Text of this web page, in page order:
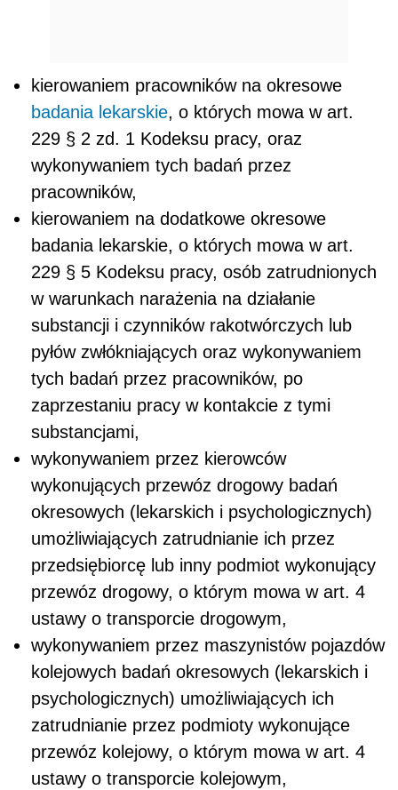
kierowaniem pracowników na okresowe
badania lekarskie, o których mowa w art.
229 § 2 zd. 1 Kodeksu pracy, oraz
wykonywaniem tych badań przez
pracowników,
kierowaniem na dodatkowe okresowe
badania lekarskie, o których mowa w art.
229 § 5 Kodeksu pracy, osób zatrudnionych
w warunkach narażenia na działanie
substancji i czynników rakotwórczych lub
pyłów zwłókniających oraz wykonywaniem
tych badań przez pracowników, po
zaprzestaniu pracy w kontakcie z tymi
substancjami,
wykonywaniem przez kierowców
wykonujących przewóz drogowy badań
okresowych (lekarskich i psychologicznych)
umożliwiających zatrudnianie ich przez
przedsiębiorcę lub inny podmiot wykonujący
przewóz drogowy, o którym mowa w art. 4
ustawy o transporcie drogowym,
wykonywaniem przez maszynistów pojazdów
kolejowych badań okresowych (lekarskich i
psychologicznych) umożliwiających ich
zatrudnianie przez podmioty wykonujące
przewóz kolejowy, o którym mowa w art. 4
ustawy o transporcie kolejowym,